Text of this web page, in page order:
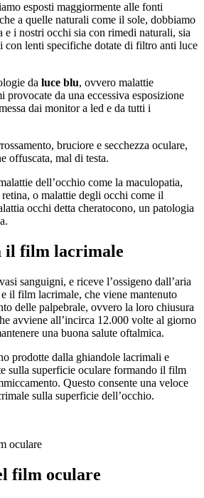
esposti maggiormente alle fonti
a quelle naturali come il sole, dobbiamo
e i nostri occhi sia con rimedi naturali, sia
con lenti specifiche dotate di filtro anti luce
da luce blu, ovvero malattie
provocate da una eccessiva esposizione
dai monitor a led e da tutti i
bruciore e secchezza oculare,
offuscata, mal di testa.
dell’occhio come la maculopatia,
o malattie degli occhi come il
occhi detta cheratocono, un patologia
il film lacrimale
sanguigni, e riceve l’ossigeno dall’aria
e il film lacrimale, che viene mantenuto
delle palpebrale, ovvero la loro chiusura
avviene all’incirca 12.000 volte al giorno
una buona salute oftalmica.
prodotte dalla ghiandole lacrimali e
sulla superficie oculare formando il film
Questo consente una veloce
sulla superficie dell’occhio.
oculare
film oculare